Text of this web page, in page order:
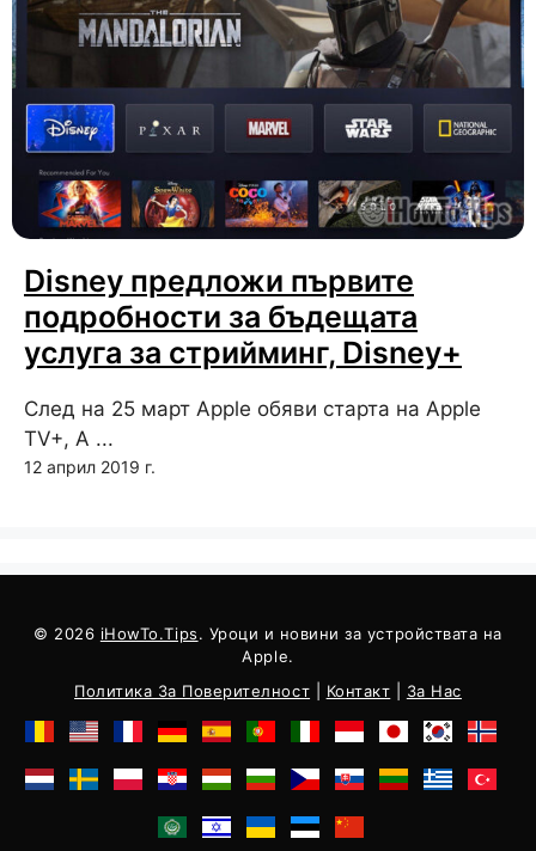
Disney предложи първите
подробности за бъдещата
услуга за стрийминг, Disney+
След на 25 март Apple обяви старта на Apple
TV+, A ...
12 април 2019 г.
© 2026 iHowTo.Tips. Уроци и новини за устройствата на
Apple.
Политика За Поверителност
Контакт За Нас